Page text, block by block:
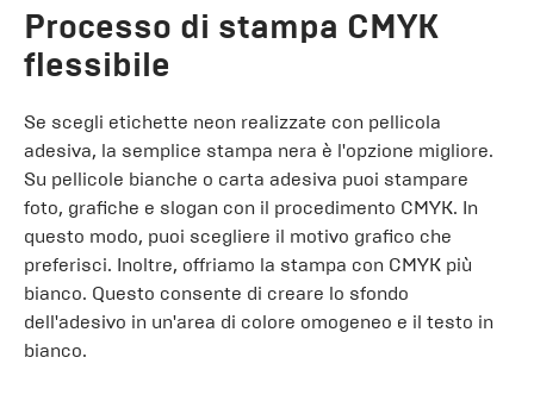
Processo di stampa CMYK
flessibile
Se scegli etichette neon realizzate con pellicola
adesiva, la semplice stampa nera è l'opzione migliore.
Su pellicole bianche o carta adesiva puoi stampare
foto, grafiche e slogan con il procedimento CMYK. In
questo modo, puoi scegliere il motivo grafico che
preferisci. Inoltre, offriamo la stampa con CMYK più
bianco. Questo consente di creare lo sfondo
dell'adesivo in un'area di colore omogeneo e il testo in
bianco.